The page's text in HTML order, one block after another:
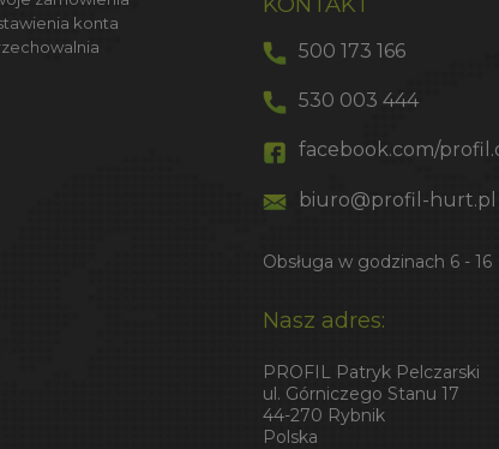
konta
500 173 166
530 003 444
facebook.com/
biuro@profil-hurt.pl
Obsługa w godzinach 6 - 16
Nasz adres:
PROFIL Patryk Pelczarski
ul. Górniczego Stanu 17
44-270 Rybnik
Polska